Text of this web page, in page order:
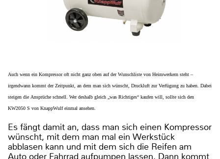
Auch wenn ein Kompressor oft nicht ganz oben auf der Wunschliste von Heimwerkern steht –
irgendwann kommt der Zeitpunkt, an dem man sich wünscht, Druckluft zur Verfügung zu haben. Dabei
steigen die Ansprüche schnell. Wer deshalb gleich „was Richtiges“ kaufen will, sollte sich den
KW2050 S von KnappWulf einmal ansehen.
Es fängt damit an, dass man sich einen Kompressor
wünscht, mit dem man mal ein Werkstück
abblasen kann und mit dem sich die Reifen am
Auto oder Fahrrad aufpumpen lassen. Dann kommt